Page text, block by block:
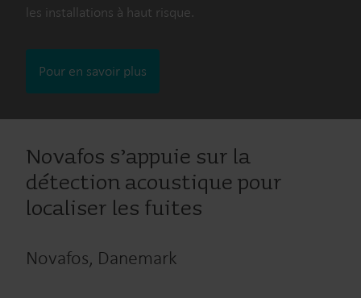
les installations à haut risque.
Pour en savoir plus
Novafos s’appuie sur la
détection acoustique pour
localiser les fuites
Novafos, Danemark